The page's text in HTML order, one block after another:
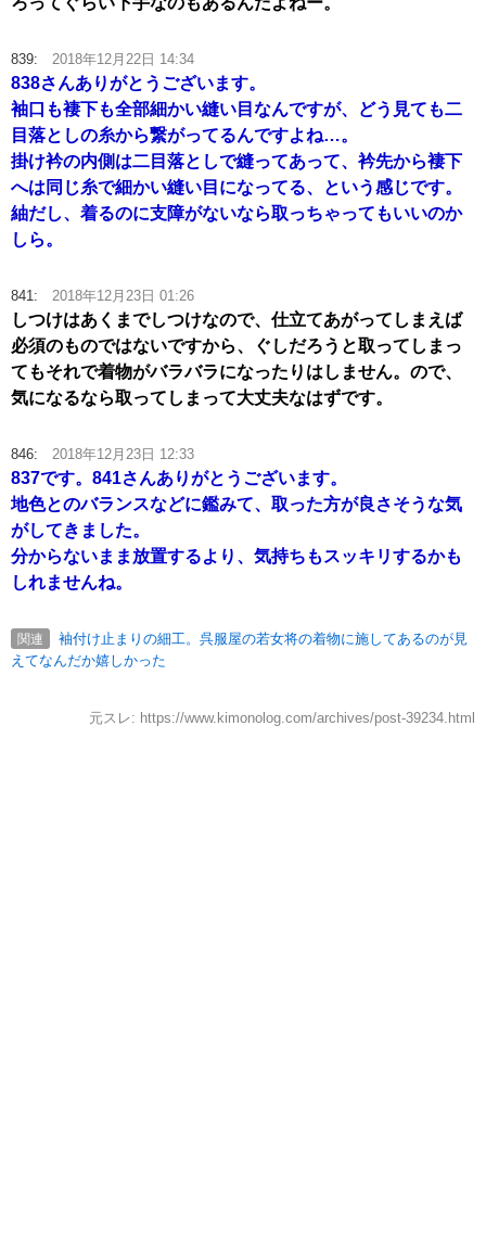
839: 2018年12月22日 14:34
838さんありがとうございます。
袖口も褄下も全部細かい縫い目なんですが、どう見ても二
目落としの糸から繋がってるんですよね…。
掛け衿の内側は二目落としで縫ってあって、衿先から褄下
へは同じ糸で細かい縫い目になってる、という感じです。
紬だし、着るのに支障がないなら取っちゃってもいいのか
しら。
841: 2018年12月23日 01:26
しつけはあくまでしつけなので、仕立てあがってしまえば
必須のものではないですから、ぐしだろうと取ってしまっ
てもそれで着物がバラバラになったりはしません。ので、
気になるなら取ってしまって大丈夫なはずです。
846: 2018年12月23日 12:33
837です。841さんありがとうございます。
地色とのバランスなどに鑑みて、取った方が良さそうな気
がしてきました。
分からないまま放置するより、気持ちもスッキリするかも
しれませんね。
関連
袖付け止まりの細工。呉服屋の若女将の着物に施してあるのが見
えてなんだか嬉しかった
元スレ: https://www.kimonolog.com/archives/post-39234.html